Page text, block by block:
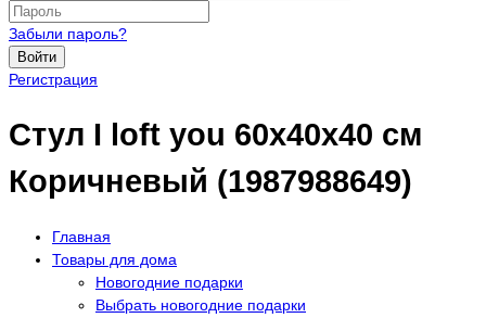
Забыли пароль?
Войти
Регистрация
Стул I loft you 60х40х40 см
Коричневый (1987988649)
Главная
Товары для дома
Новогодние подарки
Выбрать новогодние подарки